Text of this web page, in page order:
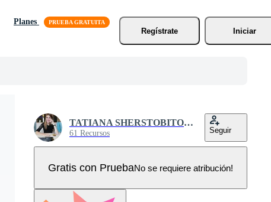
Planes
Regístrate
Iniciar
TATIANA SHERSTOBITOVA
61 Recursos Seguir
Gratis con PruebaNo se requiere atribución!